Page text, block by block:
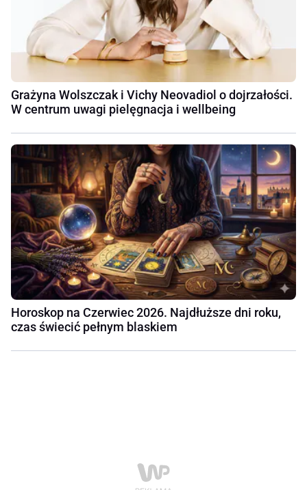
Grażyna Wolszczak i Vichy Neovadiol o dojrzałości.
W centrum uwagi pielęgnacja i wellbeing
Horoskop na Czerwiec 2026. Najdłuższe dni roku,
czas świecić pełnym blaskiem